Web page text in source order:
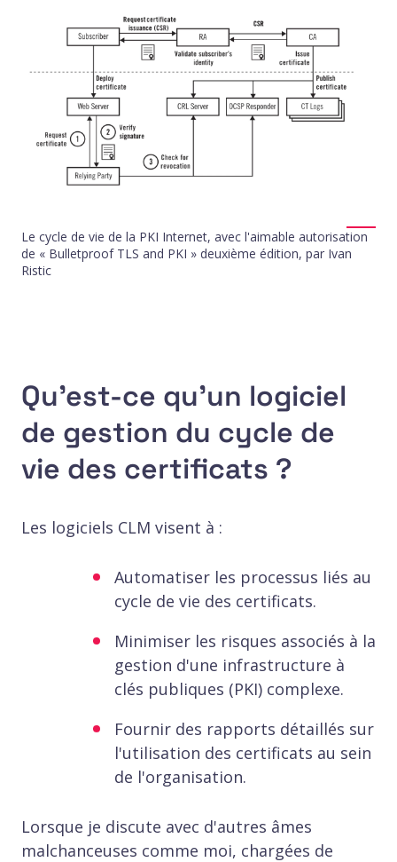
Le cycle de vie de la PKI Internet, avec l'aimable autorisation
de « Bulletproof TLS and PKI » deuxième édition, par Ivan
Ristic
Qu'est-ce qu'un logiciel
de gestion du cycle de
vie des certificats ?
Les logiciels CLM visent à :
Automatiser les processus liés au
cycle de vie des certificats.
Minimiser les risques associés à la
gestion d'une infrastructure à
clés publiques (PKI) complexe.
Fournir des rapports détaillés sur
l'utilisation des certificats au sein
de l'organisation.
Lorsque je discute avec d'autres âmes
malchanceuses comme moi, chargées de